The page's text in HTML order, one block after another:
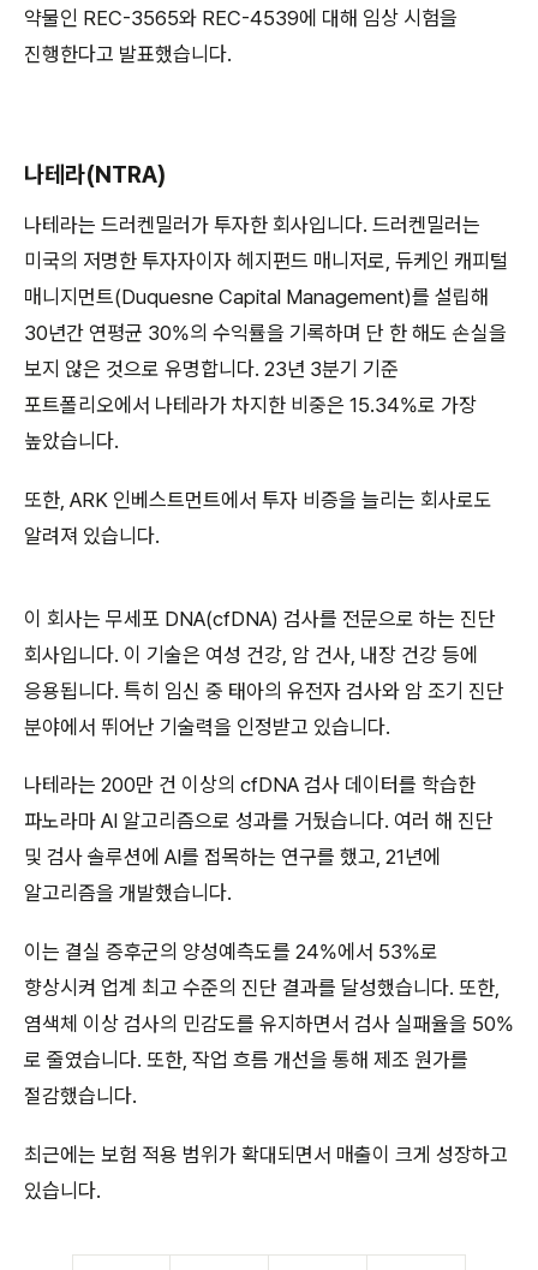
약물인 REC-3565와 REC-4539에 대해 임상 시험을
진행한다고 발표했습니다.
나테라(NTRA)
나테라는 드러켄밀러가 투자한 회사입니다. 드러켄밀러는
미국의 저명한 투자자이자 헤지펀드 매니저로, 듀케인 캐피털
매니지먼트(Duquesne Capital Management)를 설립해
30년간 연평균 30%의 수익률을 기록하며 단 한 해도 손실을
보지 않은 것으로 유명합니다. 23년 3분기 기준
포트폴리오에서 나테라가 차지한 비중은 15.34%로 가장
높았습니다.
또한, ARK 인베스트먼트에서 투자 비증을 늘리는 회사로도
알려져 있습니다.
이 회사는 무세포 DNA(cfDNA) 검사를 전문으로 하는 진단
회사입니다. 이 기술은 여성 건강, 암 건사, 내장 건강 등에
응용됩니다. 특히 임신 중 태아의 유전자 검사와 암 조기 진단
분야에서 뛰어난 기술력을 인정받고 있습니다.
나테라는 200만 건 이상의 cfDNA 검사 데이터를 학습한
파노라마 AI 알고리즘으로 성과를 거뒀습니다. 여러 해 진단
및 검사 솔루션에 AI를 접목하는 연구를 했고, 21년에
알고리즘을 개발했습니다.
이는 결실 증후군의 양성예측도를 24%에서 53%로
향상시켜 업계 최고 수준의 진단 결과를 달성했습니다. 또한,
염색체 이상 검사의 민감도를 유지하면서 검사 실패율을 50%
로 줄였습니다. 또한, 작업 흐름 개선을 통해 제조 원가를
절감했습니다.
최근에는 보험 적용 범위가 확대되면서 매출이 크게 성장하고
있습니다.